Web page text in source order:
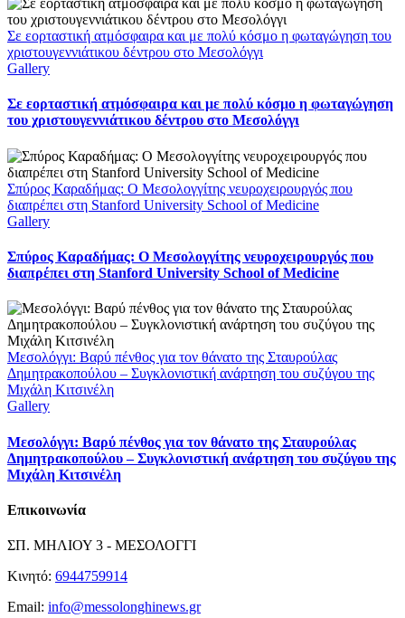
Σε εορταστική ατμόσφαιρα και με πολύ κόσμο η φωταγώγηση του
χριστουγεννιάτικου δέντρου στο Μεσολόγγι
Gallery
Σε εορταστική ατμόσφαιρα και με πολύ κόσμο η φωταγώγηση
του χριστουγεννιάτικου δέντρου στο Μεσολόγγι
Σπύρος Καραδήμας: Ο Μεσολογγίτης νευροχειρουργός που
διαπρέπει στη Stanford University School of Medicine
Gallery
Σπύρος Καραδήμας: Ο Μεσολογγίτης νευροχειρουργός που
διαπρέπει στη Stanford University School of Medicine
Μεσολόγγι: Βαρύ πένθος για τον θάνατο της Σταυρούλας
Δημητρακοπούλου – Συγκλονιστική ανάρτηση του συζύγου της
Μιχάλη Κιτσινέλη
Gallery
Μεσολόγγι: Βαρύ πένθος για τον θάνατο της Σταυρούλας
Δημητρακοπούλου – Συγκλονιστική ανάρτηση του συζύγου της
Μιχάλη Κιτσινέλη
Επικοινωνία
ΣΠ. ΜΗΛΙΟΥ 3 - ΜΕΣΟΛΟΓΓΙ
Κινητό: 6944759914
Email: info@messolonghinews.gr